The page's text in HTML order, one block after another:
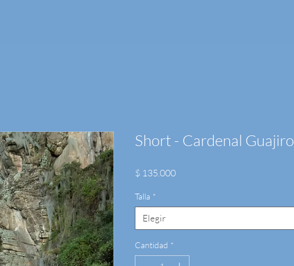
Short - Cardenal Guajiro
$ 135.000Precio
Talla *
Elegir
Cantidad *